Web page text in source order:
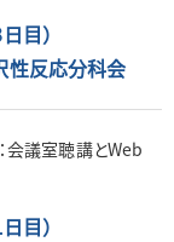
目）
性反応分科会
会議室聴講とWeb
目）